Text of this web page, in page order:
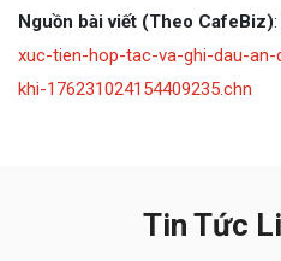
Nguồn bài viết (Theo CafeBiz):
xuc-tien-hop-tac-va-ghi-dau-
khi-176231024154409235.chn
Tin Tức